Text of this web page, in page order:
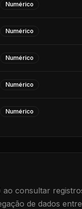
Numérico
Numérico
Numérico
Numérico
Numérico
ao consultar
de dados